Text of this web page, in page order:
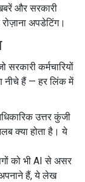
और सरकारी
अपडेटिंग।
कर्मचारियों
नीचे हैं — हर लिंक में
उत्तर कुंजी
क्या होता है। ये
को भी AI से असर
हैं, ये लेख